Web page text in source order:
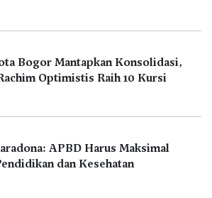
Bogor Mantapkan Konsolidasi,
Optimistis Raih 10 Kursi
APBD Harus Maksimal
dan Kesehatan